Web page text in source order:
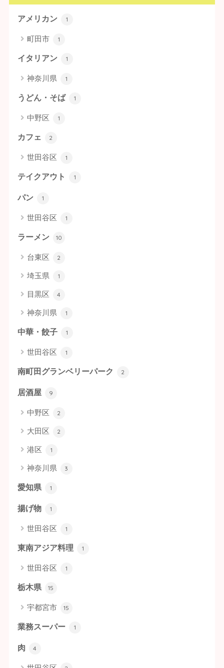
アメリカン 1
町田市 1
イタリアン 1
神奈川県 1
うどん・そば 1
中野区 1
カフェ 2
世田谷区 1
テイクアウト 1
パン 1
世田谷区 1
ラーメン 10
台東区 2
埼玉県 1
目黒区 4
神奈川県 1
中華・餃子 1
世田谷区 1
南町田グランベリーパーク 2
居酒屋 9
中野区 2
大田区 2
港区 1
神奈川県 3
愛知県 1
揚げ物 1
世田谷区 1
東南アジア料理 1
世田谷区 1
栃木県 15
宇都宮市 15
業務スーパー 1
肉 4